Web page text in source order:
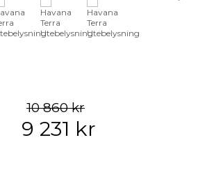
10 860kr
9 231 kr